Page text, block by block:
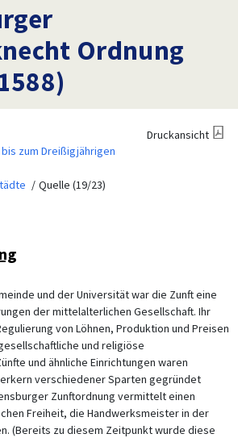
Ordnung
zum Dreißigjährigen
Quelle (19/23)
Druckansicht
und der Universität war die Zunft eine
der mittelalterlichen Gesellschaft. Ihr
von Löhnen, Produktion und Preisen
und religiöse
und ähnliche Einrichtungen waren
verschiedener Sparten gegründet
Zunftordnung vermittelt einen
Freiheit, die Handwerksmeister in der
(Bereits zu diesem Zeitpunkt wurde diese